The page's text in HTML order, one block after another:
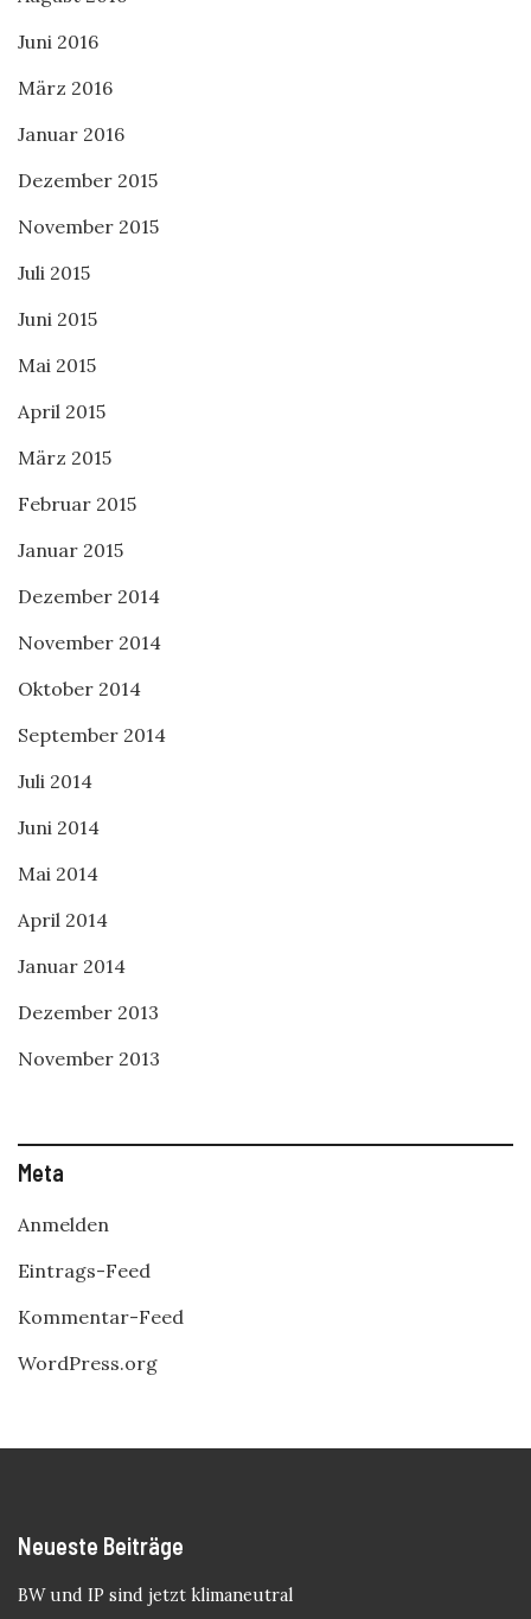
Juni 2016
März 2016
Januar 2016
Dezember 2015
November 2015
Juli 2015
Juni 2015
Mai 2015
April 2015
März 2015
Februar 2015
Januar 2015
Dezember 2014
November 2014
Oktober 2014
September 2014
Juli 2014
Juni 2014
Mai 2014
April 2014
Januar 2014
Dezember 2013
November 2013
Meta
Anmelden
Eintrags-Feed
Kommentar-Feed
WordPress.org
Neueste Beiträge
BW und IP sind jetzt klimaneutral